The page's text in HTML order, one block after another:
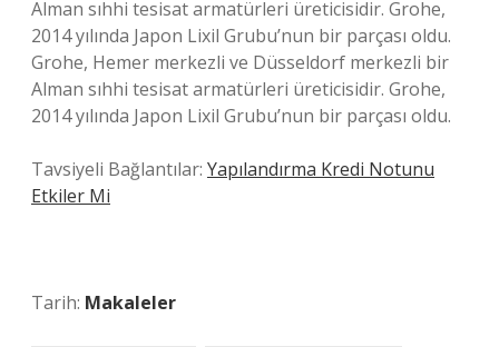
Alman sıhhi tesisat armatürleri üreticisidir. Grohe,
2014 yılında Japon Lixil Grubu’nun bir parçası oldu.
Grohe, Hemer merkezli ve Düsseldorf merkezli bir
Alman sıhhi tesisat armatürleri üreticisidir. Grohe,
2014 yılında Japon Lixil Grubu’nun bir parçası oldu.
Tavsiyeli Bağlantılar: Yapılandırma Kredi Notunu
Etkiler Mi
Tarih: Makaleler